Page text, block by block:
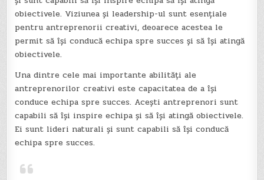
obiectivele. Viziunea și leadership-ul sunt esențiale
pentru antreprenorii creativi, deoarece acestea le
permit să își conducă echipa spre succes și să își atingă
obiectivele.
Una dintre cele mai importante abilități ale
antreprenorilor creativi este capacitatea de a își
conduce echipa spre succes. Acești antreprenori sunt
capabili să își inspire echipa și să își atingă obiectivele.
Ei sunt lideri naturali și sunt capabili să își conducă
echipa spre succes.